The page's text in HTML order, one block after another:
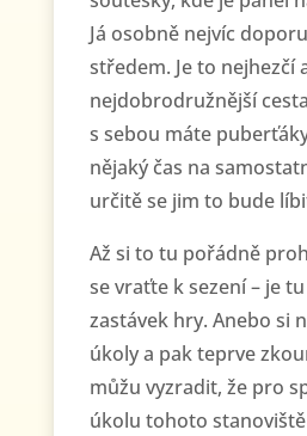
Já osobně nejvíc
středem. Je to nejhezčí
nejdobrodružnější
s sebou máte
nějaký čas na
určitě se jim to bude
Až si to tu pořádně
se vraťte k sezení – je
zastávek hry. Anebo si
úkoly a pak teprve
můžu vyzradit, že pro
úkolu tohoto